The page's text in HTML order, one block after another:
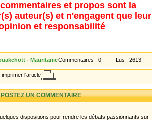
et propos sont la
auteur(s) et n'engagent que leur
et responsabilité
- MauritanieCommentaires : 0 Lus : 2613
imprimer l'article
POSTEZ UN COMMENTAIRE
dispositions pour rendre les débats passionnants sur